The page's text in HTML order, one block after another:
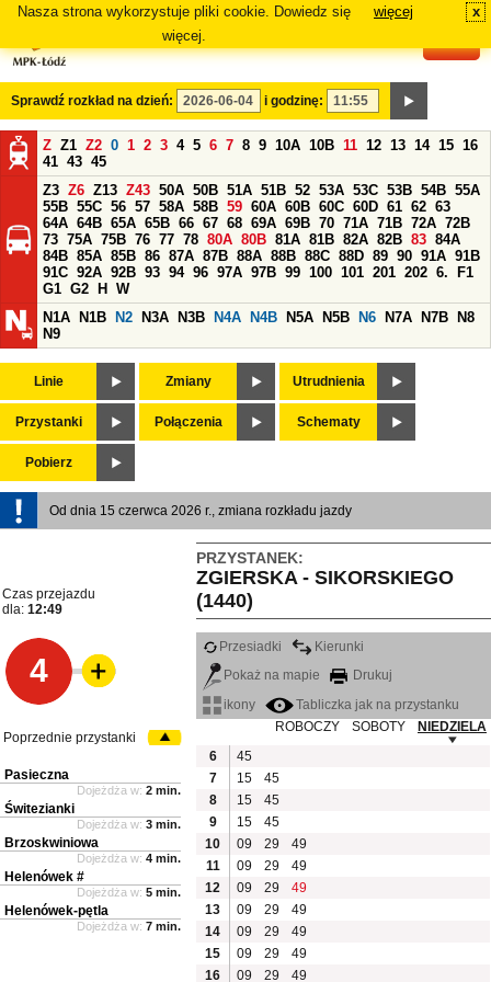
Nasza strona wykorzystuje pliki cookie. Dowiedz się
więcej.
więcej x
Sprawdź rozkład na dzień: i godzinę:
Z Z1 Z2 0 1 2 3 4 5 6 7 8 9 10A 10B 11 12 13 14 15 16
41 43 45
Z3 Z6 Z13 Z43 50A 50B 51A 51B 52 53A 53C 53B 54B 55A
55B 55C 56 57 58A 58B 59 60A 60B 60C 60D 61 62 63
64A 64B 65A 65B 66 67 68 69A 69B 70 71A 71B 72A 72B
73 75A 75B 76 77 78 80A 80B 81A 81B 82A 82B 83 84A
84B 85A 85B 86 87A 87B 88A 88B 88C 88D 89 90 91A 91B
91C 92A 92B 93 94 96 97A 97B 99 100 101 201 202 6.
F1
G1 G2 H
W
N1A
N1B N2 N3A N3B N4A N4B N5A N5B N6 N7A N7B
N8
N9
Linie Zmiany Utrudnienia
Przystanki Połączenia Schematy
Pobierz
Od dnia 15 czerwca 2026 r., zmiana rozkładu jazdy
PRZYSTANEK:
ZGIERSKA - SIKORSKIEGO
(1440)
Czas przejazdu
dla: 12:49
4
Przesiadki
Kierunki
Pokaż na mapie
Drukuj
ikony
Tabliczka jak na przystanku
ROBOCZY
SOBOTY
NIEDZIELA
6
45
7
15
45
8
15
45
9
15
45
10
09 29
49
11
09 29
49
12
09 29
49
13
09 29
49
14
09 29
49
15
09 29
49
16
09 29 49
Poprzednie przystanki
Pasieczna
Dojeżdża w: 2 min.
Świtezianki
Dojeżdża w: 3 min.
Brzoskwiniowa
Dojeżdża w: 4 min.
Helenówek #
Dojeżdża w: 5 min.
Helenówek-pętla
Dojeżdża w: 7 min.